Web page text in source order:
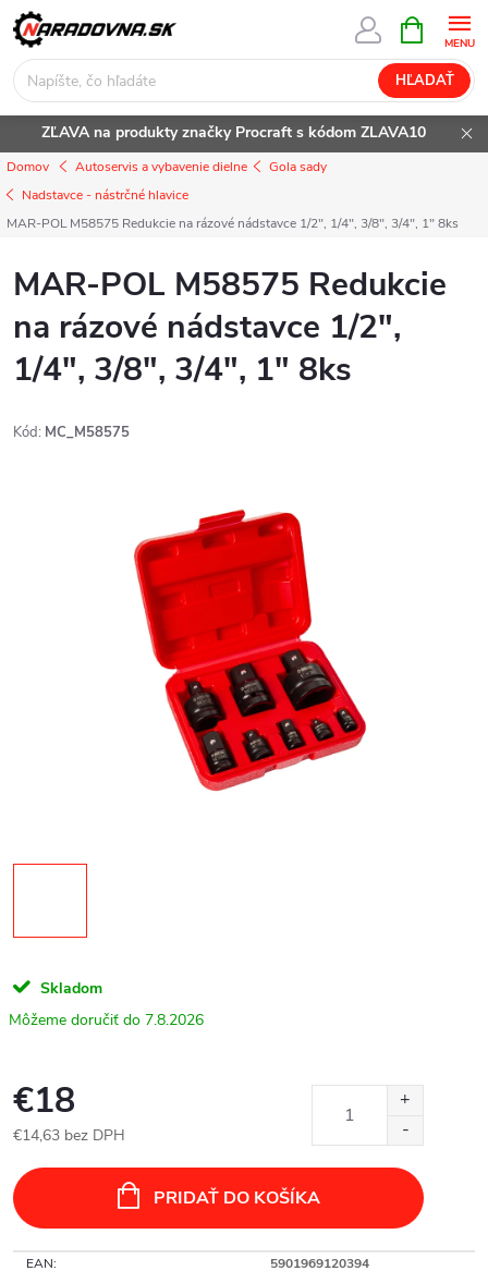
Prejsť
na
obsah
HĽADAŤ
KOŠÍK
ZĽAVA na produkty značky Procraft s kódom ZLAVA10
Domov Autoservis a vybavenie dielne
Gola sady
Nadstavce - nástrčné hlavice
MAR-POL M58575 Redukcie na rázové nádstavce 1/2", 1/4", 3/8", 3/4", 1" 8ks
MAR-POL M58575 Redukcie
na rázové nádstavce 1/2",
1/4", 3/8", 3/4", 1" 8ks
Kód: MC_M58575
Skladom
7.8.2026
€18
€14,63 bez DPH
cena:
PRIDAŤ DO KOŠÍKA
EAN:
5901969120394